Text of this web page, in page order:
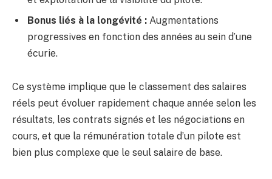
Bonus liés à la longévité : Augmentations
progressives en fonction des années au sein d’une
écurie.
Ce système implique que le classement des salaires
réels peut évoluer rapidement chaque année selon les
résultats, les contrats signés et les négociations en
cours, et que la rémunération totale d’un pilote est
bien plus complexe que le seul salaire de base.